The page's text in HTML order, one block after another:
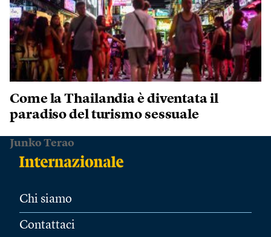
Come la Thailandia è diventata il
paradiso del turismo sessuale
Junko Terao
Chi siamo
Contattaci